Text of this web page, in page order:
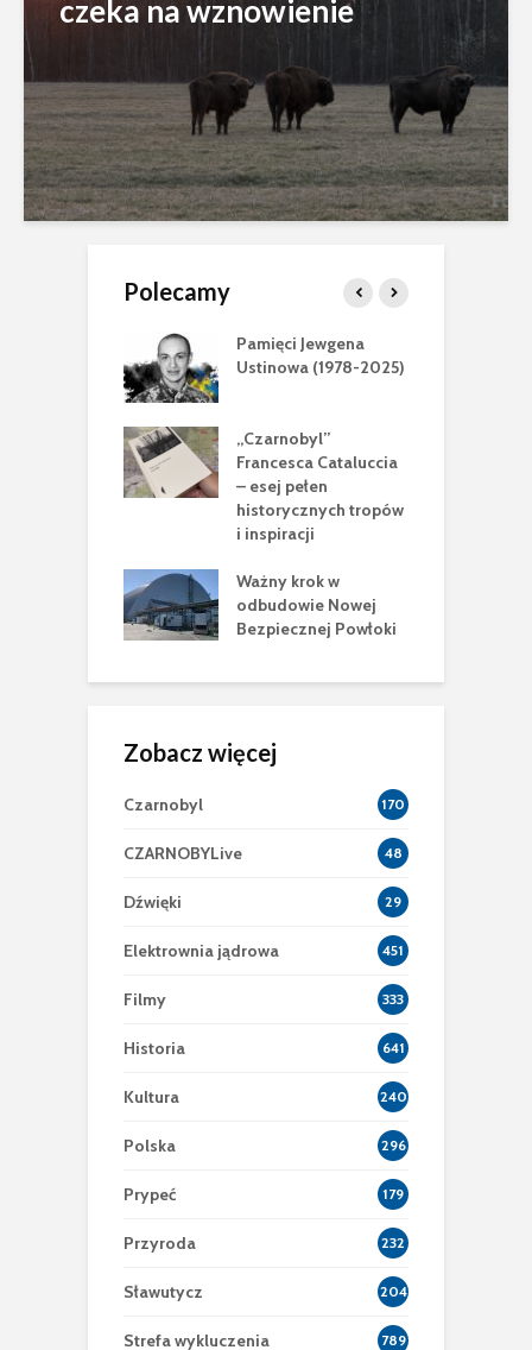
czeka na wznowienie
Polecamy
(1978-2025)
80 urodziny Siergieja
Paraszyna
Wyścig z czasem i
promieniowaniem:
kulisy budowy
czarnobylskiego
sarkofagu
Nagranie z nocy
awarii
Zobacz więcej
Czarnobyl 170
CZARNOBYLive 48
Dźwięki 29
Elektrownia jądrowa 451
Filmy 333
Historia 641
Kultura 240
Polska 296
Prypeć 179
Przyroda 232
Sławutycz 204
Strefa wykluczenia 789